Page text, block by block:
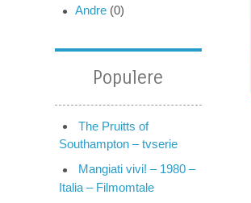
Andre (0)
Populere
The Pruitts of
Southampton – tvserie
Mangiati vivi! – 1980 –
Italia – Filmomtale